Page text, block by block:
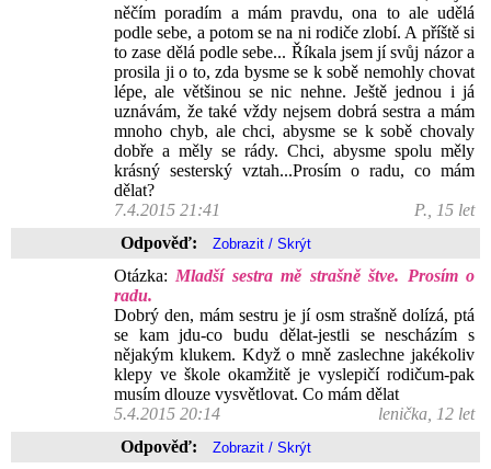
něčím poradím a mám pravdu, ona to ale udělá
podle sebe, a potom se na ni rodiče zlobí. A příště si
to zase dělá podle sebe... Říkala jsem jí svůj názor a
prosila ji o to, zda bysme se k sobě nemohly chovat
lépe, ale většinou se nic nehne. Ještě jednou i já
uznávám, že také vždy nejsem dobrá sestra a mám
mnoho chyb, ale chci, abysme se k sobě chovaly
dobře a měly se rády. Chci, abysme spolu měly
krásný sesterský vztah...Prosím o radu, co mám
dělat?
7.4.2015 21:41
P., 15 let
Odpověď:
Otázka: Mladší sestra mě strašně štve. Prosím o
radu.
Dobrý den, mám sestru je jí osm strašně dolízá, ptá
se kam jdu-co budu dělat-jestli se nescházím s
nějakým klukem. Když o mně zaslechne jakékoliv
klepy ve škole okamžitě je vyslepičí rodičum-pak
musím dlouze vysvětlovat. Co mám dělat
5.4.2015 20:14
lenička, 12 let
Odpověď: